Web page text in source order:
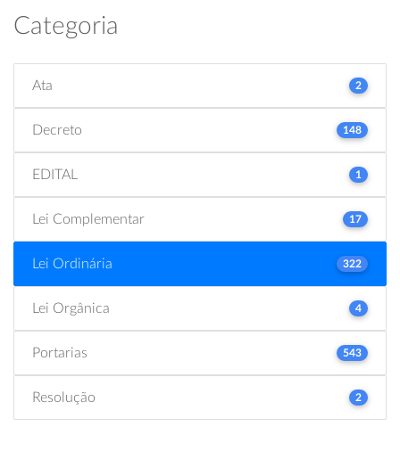
Categoria
Ata 2
Decreto 148
EDITAL 1
Lei Complementar 17
Lei Ordinária 322
Lei Orgânica 4
Portarias 543
Resolução 2